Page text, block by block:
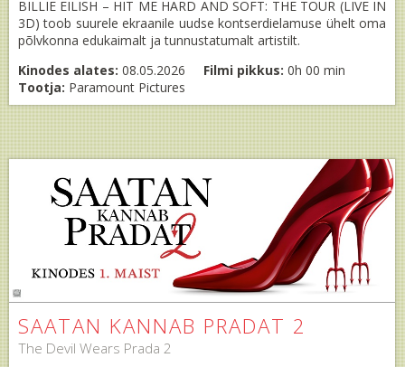
BILLIE EILISH – HIT ME HARD AND SOFT: THE TOUR (LIVE IN
3D) toob suurele ekraanile uudse kontserdielamuse ühelt oma
põlvkonna edukaimalt ja tunnustatumalt artistilt.
Kinodes alates: 08.05.2026 Filmi pikkus: 0h 00 min
Tootja: Paramount Pictures
SAATAN KANNAB PRADAT 2
The Devil Wears Prada 2